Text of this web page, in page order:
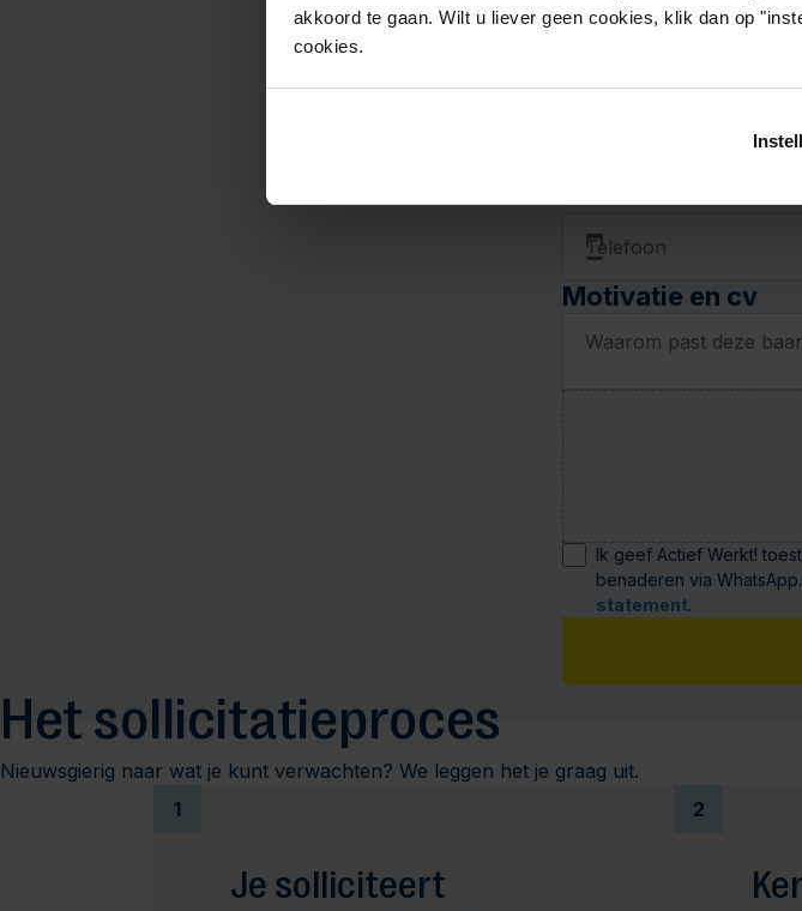
akkoord te gaan. Wilt u liever geen cookies, klik dan op
cookies.
Geboortedatum
Contactgegevens
Telefoon
Motivatie en cv
Waarom past deze
Ik geef Actief Werkt!
benaderen via
statement.
Het sollicitatieproces
Nieuwsgierig naar wat je kunt verwachten? We leggen het je graag uit.
1
Je solliciteert
2